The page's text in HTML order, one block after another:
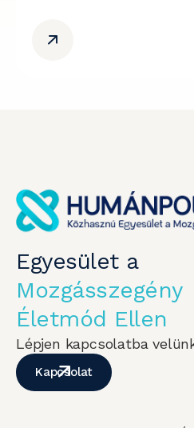
Egyesület a
Mozgásszegény
Életmód Ellen
Lépjen kapcsolatba
Kapcsolat